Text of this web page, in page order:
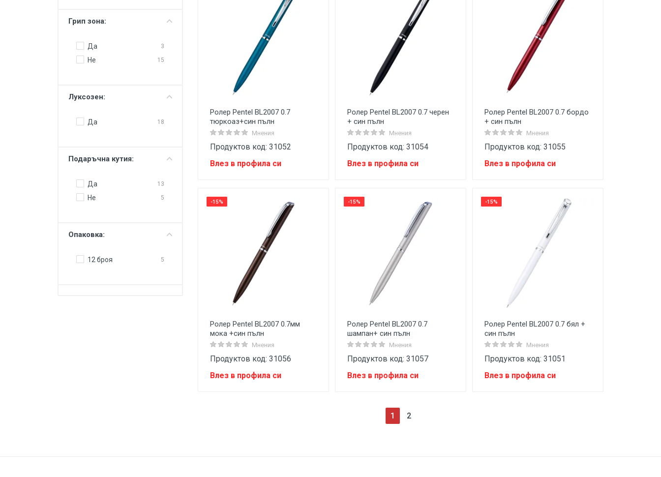
Грип зона:
Да 3
Не 15
Луксозен:
Да 18
Подаръчна кутия:
Да 13
Не 5
Опаковка:
12 броя 5
Ролер Pentel BL2007 0.7
тюркоаз+син пълн
Мнения
Продуктов код: 31052
Влез в профила си
Ролер Pentel BL2007 0.7 черен
+ син пълн
Мнения
Продуктов код: 31054
Влез в профила си
Ролер Pentel BL2007 0.7 бордо
+ син пълн
Мнения
Продуктов код: 31055
Влез в профила си
-15%
Ролер Pentel BL2007 0.7мм
мока +син пълн
Мнения
Продуктов код: 31056
Влез в профила си
-15%
Ролер Pentel BL2007 0.7
шампан+ син пълн
Мнения
Продуктов код: 31057
Влез в профила си
-15%
Ролер Pentel BL2007 0.7 бял +
син пълн
Мнения
Продуктов код: 31051
Влез в профила си
1 (current)
2